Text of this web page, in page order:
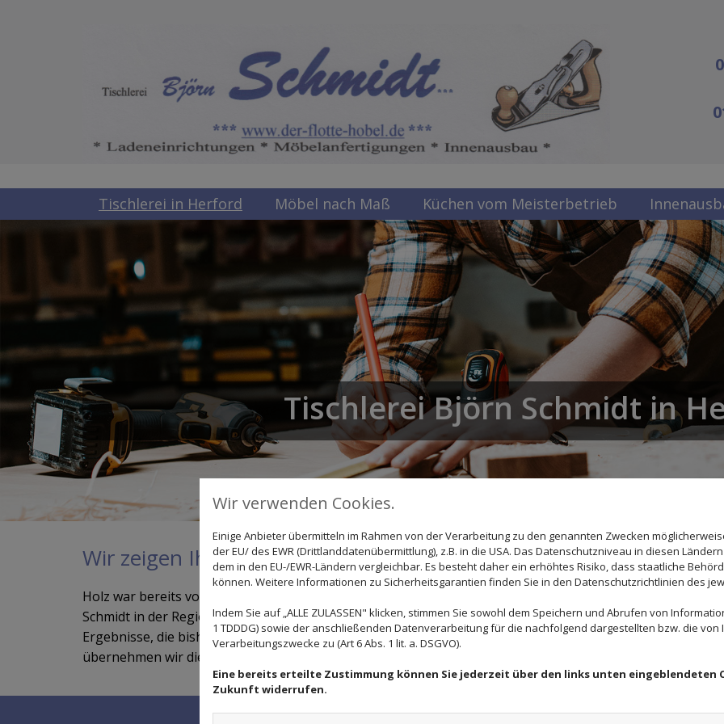
Tischlerei in Herford Möbel nach Maß Küchen vom Meisterbetrieb
Tischlerei Björn Schmidt in
Wir zeigen Ihnen wahre Liebe zum Handwerk
Holz war bereits vor Jahrtausenden ein beliebter Werkstoff, noch heute ist er für unser Team eine
Schmidt in der Region für qualitativ hochwertige Arbeiten und Zuverlässigkeit bekannt. Wir garantieren
Ergebnisse, die bisher jeden Kunden zum Staunen gebracht haben. Durch ein persönliches Gespräch
übernehmen wir die Planung und Realisierung.
Wir verwenden Cookies.
Einige Anbieter übermitteln im Rahmen von der Verarbeitung zu den genannten Zwecken
der EU/ des EWR (Drittlanddatenübermittlung), z.B. in die USA. Das Datenschutzniveau in diesen
dem in den EU-/EWR-Ländern vergleichbar. Es besteht daher ein erhöhtes Risiko, dass staatliche
können. Weitere Informationen zu Sicherheitsgarantien finden Sie in den Datenschutzrichtlinien des
Indem Sie auf „ALLE ZULASSEN" klicken, stimmen Sie sowohl dem Speichern und Abrufen von
1 TDDDG) sowie der anschließenden Datenverarbeitung für die nachfolgend dargestellten bzw. die
Verarbeitungszwecke zu (Art 6 Abs. 1 lit. a. DSGVO).
Eine bereits erteilte Zustimmung können Sie jederzeit über den links unten eingeblendeten
Zukunft widerrufen.